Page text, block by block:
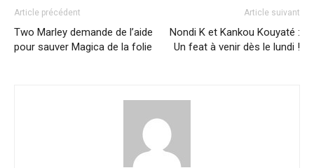
Article précédent
Two Marley demande de l’aide
pour sauver Magica de la folie
Article suivant
Nondi K et Kankou Kouyaté :
Un feat à venir dès le lundi !